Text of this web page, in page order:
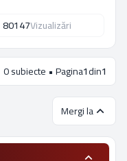
80147Vizualizări
0 subiecte • Pagina1din1
Mergi la